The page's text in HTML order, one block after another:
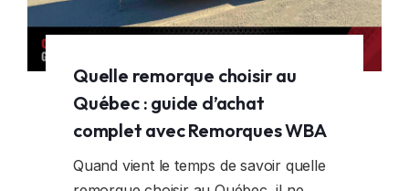
Quelle remorque choisir au
Québec : guide d’achat
complet avec Remorques WBA
Quand vient le temps de savoir quelle